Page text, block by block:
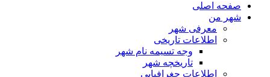
صفحه اصلی
شهر من
معرفی شهر
اطلاعات تاریخی
وجه تسیمه نام شهر
تاریخچه شهر
اطلاعات جغرافیایی